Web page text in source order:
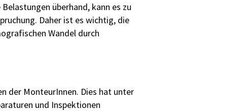
überhand, kann es zu
Daher ist es wichtig, die
Wandel durch
der MonteurInnen. Dies hat unter
und Inspektionen